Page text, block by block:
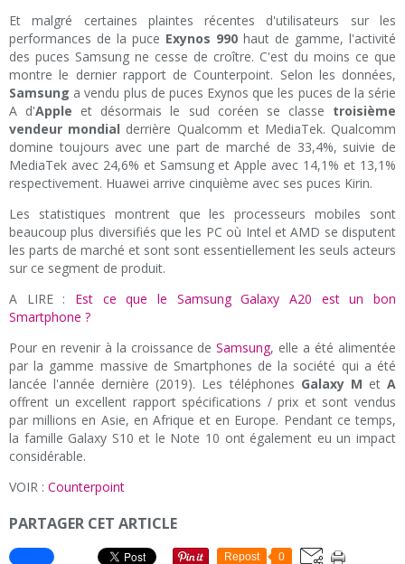
Et malgré certaines plaintes récentes d'utilisateurs sur les
performances de la puce Exynos 990 haut de gamme, l'activité
des puces Samsung ne cesse de croître. C'est du moins ce que
montre le dernier rapport de Counterpoint. Selon les données,
Samsung a vendu plus de puces Exynos que les puces de la série
A d'Apple et désormais le sud coréen se classe troisième
vendeur mondial derrière Qualcomm et MediaTek. Qualcomm
domine toujours avec une part de marché de 33,4%, suivie de
MediaTek avec 24,6% et Samsung et Apple avec 14,1% et 13,1%
respectivement. Huawei arrive cinquième avec ses puces Kirin.
Les statistiques montrent que les processeurs mobiles sont
beaucoup plus diversifiés que les PC où Intel et AMD se disputent
les parts de marché et sont sont essentiellement les seuls acteurs
sur ce segment de produit.
A LIRE : Est ce que le Samsung Galaxy A20 est un bon
Smartphone ?
Pour en revenir à la croissance deSamsung, elle a été alimentée
par la gamme massive de Smartphones de la société qui a été
lancée l'année dernière (2019). Les téléphones Galaxy M etA
offrent un excellent rapport spécifications / prix et sont vendus
par millions en Asie, en Afrique et en Europe. Pendant ce temps,
la famille Galaxy S10 et le Note 10 ont également eu un impact
considérable.
VOIR : Counterpoint
PARTAGER CET ARTICLE
Repost 0